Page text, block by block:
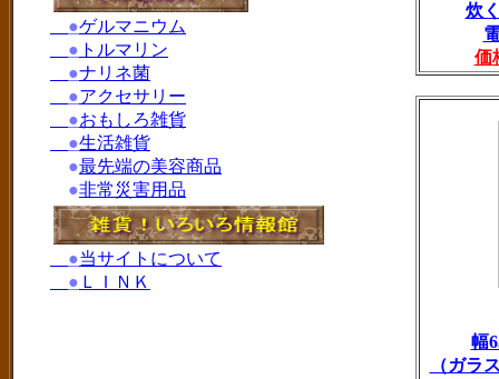
炊
価
幅
（ガラ
●ゲルマニウム
● トルマリン
●ナリネ菌
●アクセサリー
●おもしろ雑貨
●生活雑貨
●最先端の美容商品
●非常災害用品
●当サイトについて
● ＬＩＮＫ